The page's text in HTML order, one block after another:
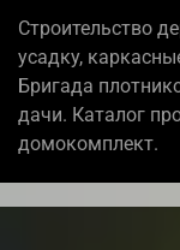
Строительство
усадку,
Бригада
дачи. Каталог
домокомплект.